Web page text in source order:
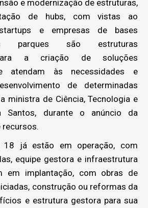
e modernização de estruturas,
de hubs, com vistas ao
e empresas de bases
parques são estruturas
a criação de soluções
atendam às necessidades e
de determinadas
ministra de Ciência, Tecnologia e
Santos, durante o anúncio da
18 já estão em operação, com
equipe gestora e infraestrutura
em implantação, com obras de
construção ou reformas da
e estrutura gestora para sua